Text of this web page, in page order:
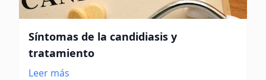
Síntomas de la candidiasis y
tratamiento
Leer más